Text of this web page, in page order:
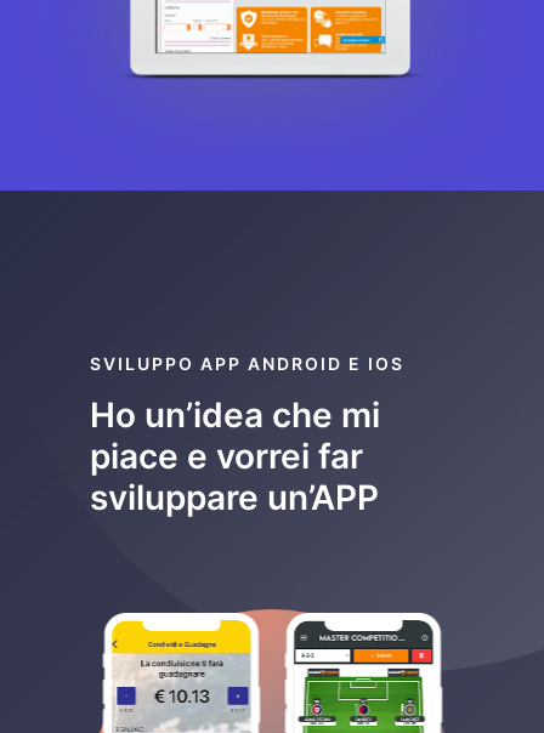
SVILUPPO APP ANDROID E IOS
Ho un’idea che mi
piace e vorrei far
sviluppare un’APP